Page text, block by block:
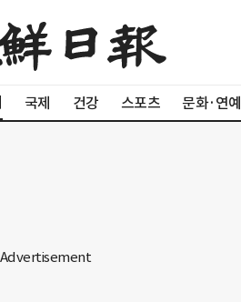
국제 건강 스포츠 문화·연예